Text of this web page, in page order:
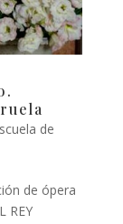
de
de ópera
REY